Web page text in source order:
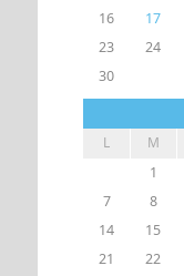
16
17
23
24
30
L
M
1
7
8
14
15
21
22